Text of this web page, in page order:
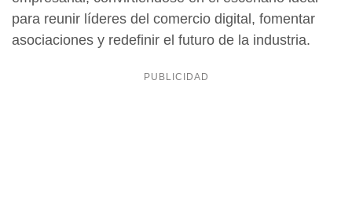
para reunir líderes del comercio digital, fomentar
asociaciones y redefinir el futuro de la industria.